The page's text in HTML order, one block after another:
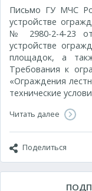
Письмо ГУ МЧС
устройстве
№ 2980-2-4-23
устройстве
площадок, а
Требования к
«Ограждения
технические
Читать далее
Поделиться